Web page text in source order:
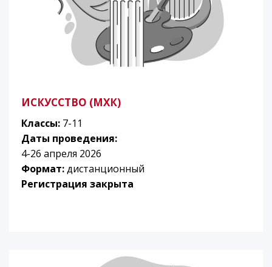
ИСКУССТВО (МХК)
Классы: 7-11
Даты проведения:
4-26 апреля 2026
Формат:дистанционный
Регистрация закрыта